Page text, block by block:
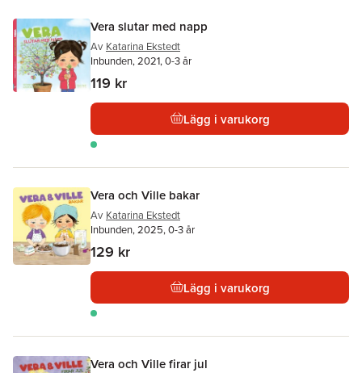
Vera slutar med napp
Av Katarina Ekstedt
Inbunden, 2021, 0-3 år
119 kr
Lägg i varukorg
Vera och Ville bakar
Av Katarina Ekstedt
Inbunden, 2025, 0-3 år
129 kr
Lägg i varukorg
Vera och Ville firar jul